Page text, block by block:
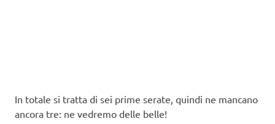
In totale si tratta di sei prime serate, quindi ne mancano
ancora tre: ne vedremo delle belle!